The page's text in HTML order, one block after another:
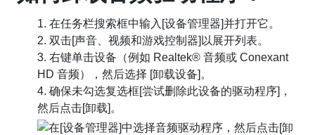
1. 在任务栏搜索框中输入[设备管理器]并打开它。
2. 双击[声音、视频和游戏控制器]以展开列表。
3. 右键单击设备（例如 Realtek® 音频或 Conexant
HD 音频），然后选择 [卸载设备]。
4. 确保未勾选复选框[尝试删除此设备的驱动程序]，
然后点击[卸载]。